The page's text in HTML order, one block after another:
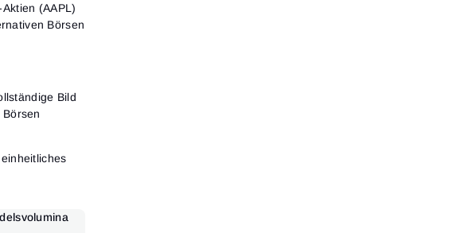
(AAPL)
Börsen
Bild